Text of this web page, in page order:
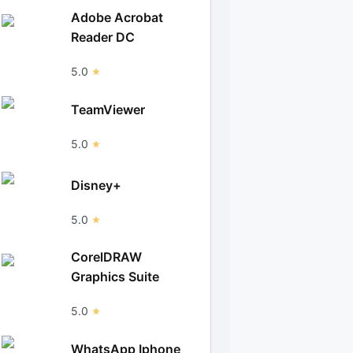
Adobe Acrobat
Reader DC
5.0
TeamViewer
5.0
Disney+
5.0
CorelDRAW
Graphics Suite
5.0
WhatsApp Iphone